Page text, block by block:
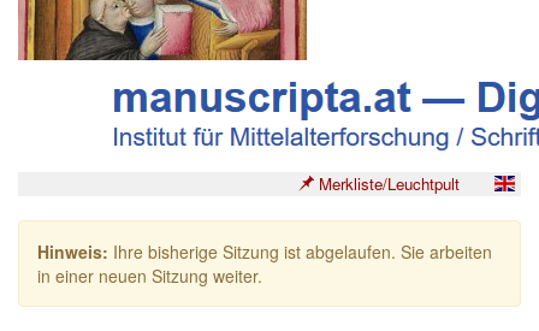
Merkliste/Leuchtpult
Hinweis: Ihre bisherige Sitzung ist abgelaufen. Sie arbeiten
in einer neuen Sitzung weiter.